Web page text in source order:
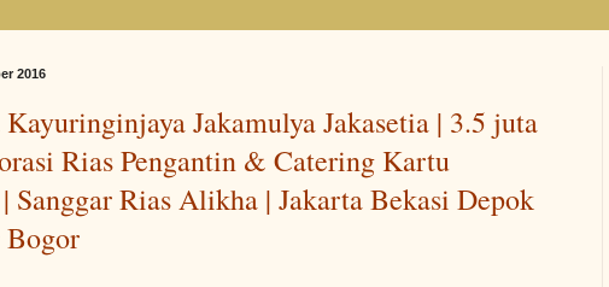
2016
Jakamulya Jakasetia | 3.5 juta
Rias Pengantin & Catering Kartu
Sanggar Rias Alikha | Jakarta Bekasi Depok
Bogor